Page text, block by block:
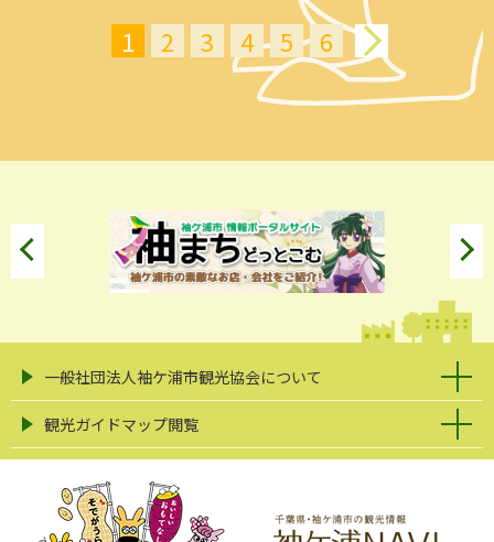
1 2 3 4 5 6
一般社団法人袖ケ浦市観光協会について
観光ガイドマップ閲覧